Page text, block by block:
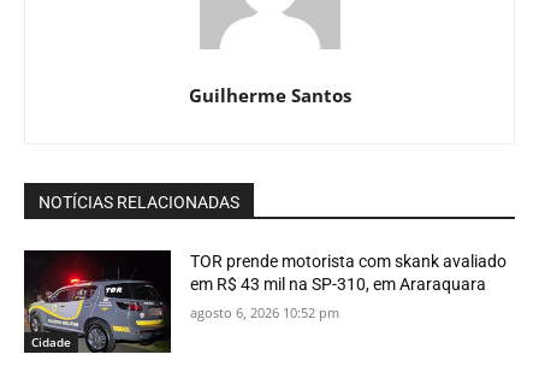
Guilherme Santos
NOTÍCIAS RELACIONADAS
Cidade
TOR prende motorista com skank avaliado
em R$ 43 mil na SP-310, em Araraquara
agosto 6, 2026 10:52 pm